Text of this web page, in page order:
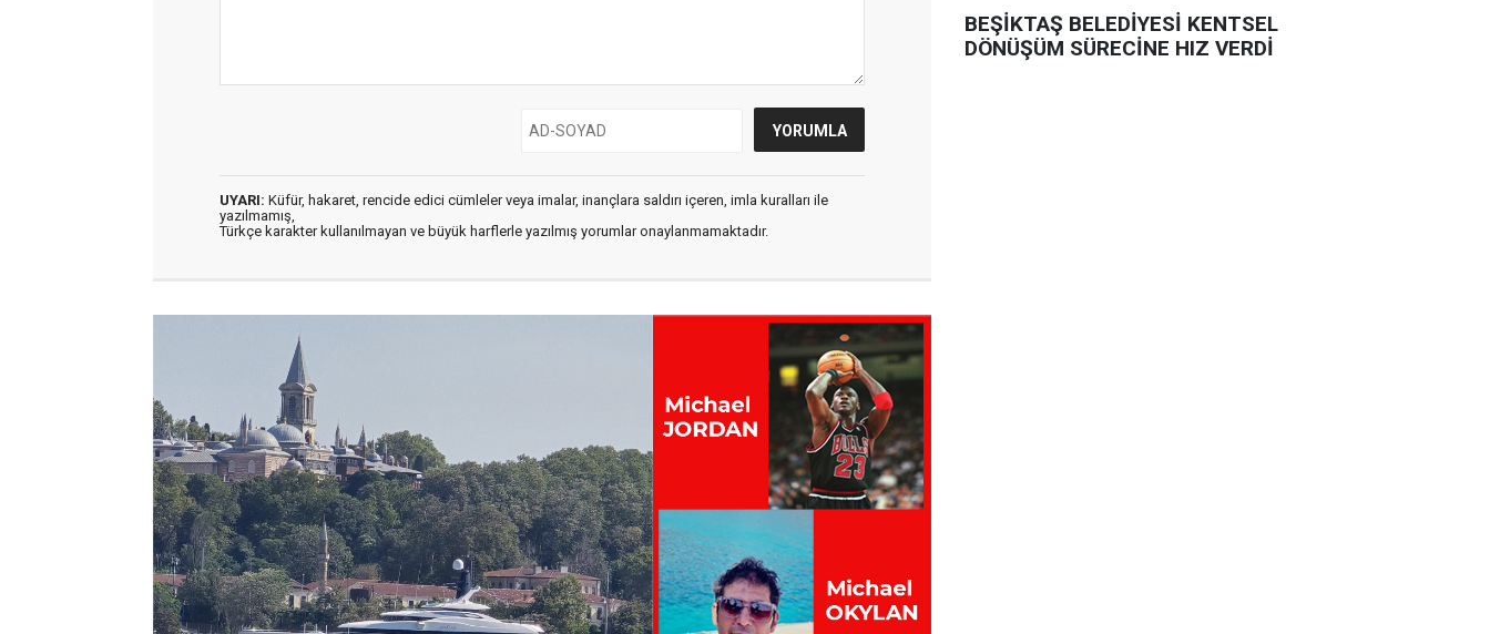
UYARI: Küfür, hakaret, rencide edici cümleler veya imalar, inançlara saldırı içeren, imla kuralları ile
yazılmamış,
Türkçe karakter kullanılmayan ve büyük harflerle yazılmış yorumlar onaylanmamaktadır.
BEŞİKTAŞ BELEDİYESİ KENTSEL
DÖNÜŞÜM SÜRECİNE HIZ VERDİ